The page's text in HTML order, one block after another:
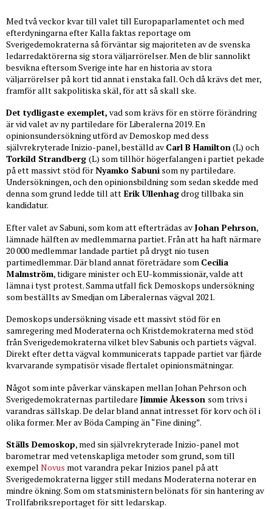
Med två veckor kvar till valet till Europaparlamentet och med
efterdyningarna efter Kalla faktas reportage om
Sverigedemokraterna så förväntar sig majoriteten av de svenska
ledarredaktörerna sig stora väljarrörelser. Men de blir sannolikt
besvikna eftersom Sverige inte har en historia av stora
väljarrörelser på kort tid annat i enstaka fall. Och då krävs det mer,
framför allt sakpolitiska skäl, för att så skall ske.
Det tydligaste exemplet, vad som krävs för en större förändring
är vid valet av ny partiledare för Liberalerna 2019. En
opinionsundersökning utförd av Demoskop med dess
självrekryterade Inizio-panel, beställd avCarl B Hamilton(L) och
Torkild Strandberg (L) som tillhör högerfalangen i partiet pekade
på ett massivt stöd förNyamko Sabuni som ny partiledare.
Undersökningen, och den opinionsbildning som sedan skedde med
denna som grund ledde till att Erik Ullenhagdrog tillbaka sin
kandidatur.
Efter valet av Sabuni, som kom att efterträdas avJohan Pehrson,
lämnade hälften av medlemmarna partiet. Från att ha haft närmare
20 000 medlemmar landade partiet på drygt nio tusen
partimedlemmar. Där bland annat företrädare som Cecilia
Malmström, tidigare minister och EU-kommissionär, valde att
lämna i tyst protest. Samma utfall fick Demoskops undersökning
som beställts av Smedjan om Liberalernas vägval 2021.
Demoskops undersökning visade ett massivt stöd för en
samregering med Moderaterna och Kristdemokraterna med stöd
från Sverigedemokraterna vilket blev Sabunis och partiets vägval.
Direkt efter detta vägval kommunicerats tappade partiet var fjärde
kvarvarande sympatisör visade flertalet opinionsmätningar.
Något som inte påverkar vänskapen mellan Johan Pehrson och
Sverigedemokraternas partiledare Jimmie Åkesson som trivs i
varandras sällskap. De delar bland annat intresset för korv och öl i
olika former. Mer av Böda Camping än “Fine dining”.
Ställs Demoskop, med sin självrekryterade Inizio-panel mot
barometrar med vetenskapliga metoder som grund, som till
exempel Novus mot varandra pekar Inizios panel på att
Sverigedemokraterna ligger still medans Moderaterna noterar en
mindre ökning. Som om statsministern belönats för sin hantering av
Trollfabriksreportaget för sitt ledarskap.